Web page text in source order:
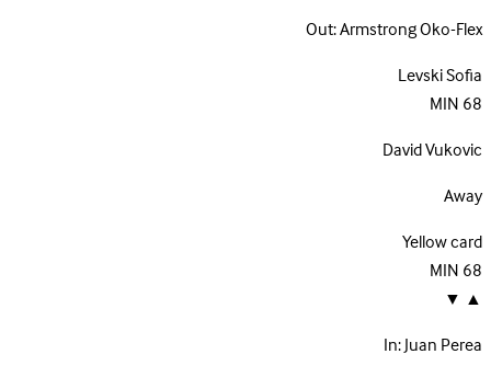
Out:Armstrong Oko-Flex
Levski Sofia
68
MIN
David Vukovic
Away
Yellow card
68
MIN
▲
▼
In:Juan Perea